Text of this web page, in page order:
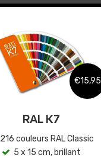
€15,95
RAL K7
216 couleurs RAL Classic
5 x 15 cm, brillant